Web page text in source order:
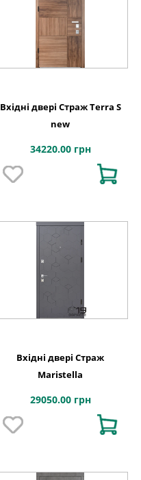
Вхідні двері Страж Terra S
new
34220.00 грн
Вхідні двері Страж
Maristella
29050.00 грн